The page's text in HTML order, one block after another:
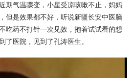
期气温骤变，小星受凉咳嗽不止，妈妈
但是效果都不好，听说新疆长安中医脑
吃药不打针一次见效，抱着试试看的想
了医院，见到了孔涛医生。